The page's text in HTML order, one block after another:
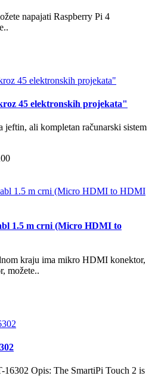
napajati Raspberry Pi 4
45 elektronskih projekata"
ali kompletan računarski sistem
1.5 m crni (Micro HDMI to
kraju ima mikro HDMI konektor,
možete..
16302 Opis: The SmartiPi Touch 2 is